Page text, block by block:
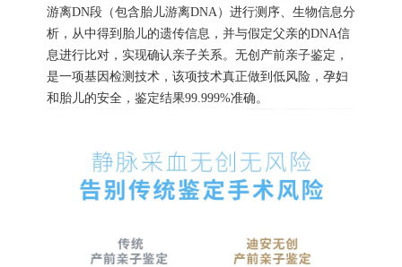
游离DN段（包含胎儿游离DNA）进行测序、生物信息分
析，从中得到胎儿的遗传信息，并与假定父亲的DNA信
息进行比对，实现确认亲子关系。无创产前亲子鉴定，
是一项基因检测技术，该项技术真正做到低风险，孕妇
和胎儿的安全，鉴定结果99.999%准确。